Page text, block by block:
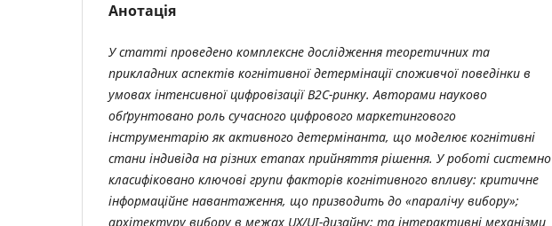
Анотація
У статті проведено комплексне дослідження теоретичних та
прикладних аспектів когнітивної детермінації споживчої поведінки в
умовах інтенсивної цифровізації B2C-ринку. Авторами науково
обґрунтовано роль сучасного цифрового маркетингового
інструментарію як активного детермінанта, що моделює когнітивні
стани індивіда на різних етапах прийняття рішення. У роботі системно
класифіковано ключові групи факторів когнітивного впливу: критичне
інформаційне навантаження, що призводить до «паралічу вибору»;
архітектуру вибору в межах UX/UI-дизайну; та інтерактивні механізми